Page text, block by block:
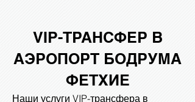
VIP-ТРАНСФЕР В
АЭРОПОРТ БОДРУМА
ФЕТХИЕ
Наши услуги VIP-трансфера в